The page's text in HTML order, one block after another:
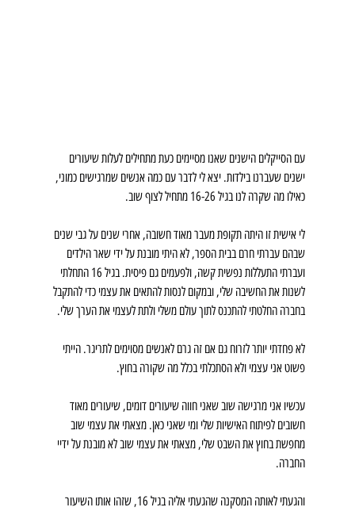
עם הסייקלים הישנים שאנו מסיימים כעת מתחילים לעלות שיעורים
ישנים שעברנו בילדות. יצא לי לדבר עם כמה אנשים שמרגישים כמוני,
כאילו מה שקרה לנו בגיל 16-26 מתחיל לצוף שוב.
לי אישית זו היתה תקופת מעבר מאוד חשובה, אחרי שנים על גבי שנים
שבהם עברתי חרם בבית הספר, לא היתי מובנת על ידי שאר הילדים
ועברתי התעללות נפשית קשה, ולפעמים גם פיסית. בגיל 16 התחלתי
לשנות את החשיבה שלי, ובמקום לנסות להתאים את עצמי כדי להתקבל
בחברה החלטתי להתכנס לתוך עולם משלי ולתת לעצמי את הערך שלי.
לא פחדתי יותר לזרוח גם אם זה גרם לאנשים מסוימים לתריגר. הייתי
פשוט אני עצמי ולא הסתכלתי בכלל מה שקורה בחוץ.
עכשיו אני מרגישה שוב שאני חווה שיעורים דומים, שיעורים מאוד
חשובים לפיתוח האישיות שלי ומי שאני כאן. מצאתי את עצמי שוב
מחפשת בחוץ את השבט שלי, מצאתי את עצמי שוב לא מובנת על ידיי
החברה.
והגעתי לאותה המסקנה שהגעתי אליה בגיל 16, שזהו אותו השיעור